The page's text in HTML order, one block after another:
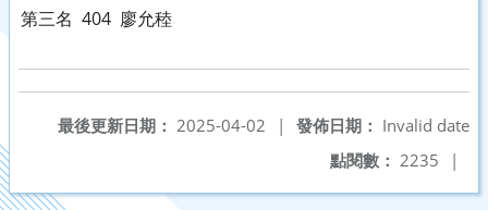
第三名 404 廖允稑
發佈日期： Invalid date
最後更新日期： 2025-04-02
|
點閱數： 2235 |